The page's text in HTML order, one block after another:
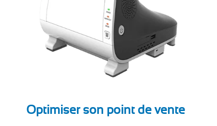
Optimiser son point de vente